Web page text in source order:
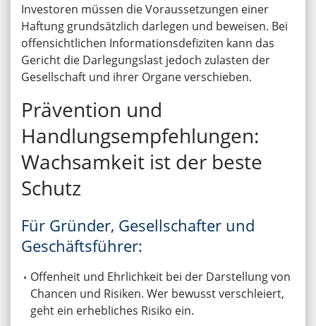
Investoren müssen die Voraussetzungen einer
Haftung grundsätzlich darlegen und beweisen. Bei
offensichtlichen Informationsdefiziten kann das
Gericht die Darlegungslast jedoch zulasten der
Gesellschaft und ihrer Organe verschieben.
Prävention und
Handlungsempfehlungen:
Wachsamkeit ist der beste
Schutz
Für Gründer, Gesellschafter und
Geschäftsführer:
Offenheit und Ehrlichkeit bei der Darstellung von
Chancen und Risiken. Wer bewusst verschleiert,
geht ein erhebliches Risiko ein.